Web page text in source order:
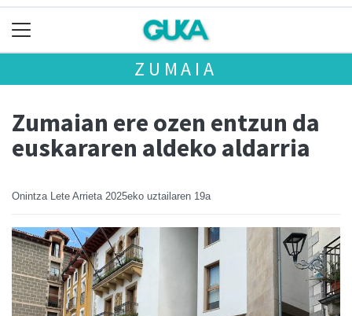
ZUMAIA
Zumaian ere ozen entzun da
euskararen aldeko aldarria
Onintza Lete Arrieta 2025eko uztailaren 19a